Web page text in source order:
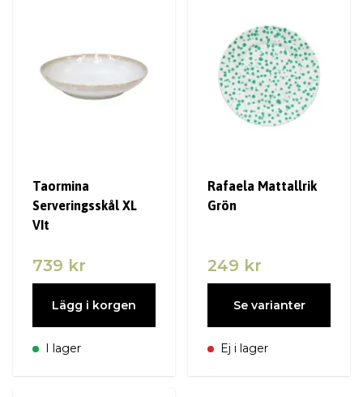
Taormina
Serveringsskål XL
VIt
739 kr
Lägg i korgen
I lager
Rafaela Mattallrik
Grön
249 kr
Se varianter
Ej i lager